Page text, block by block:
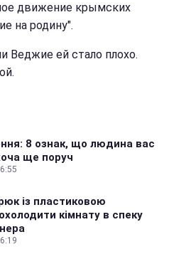
движение крымских
на родину".
Веджие ей стало плохо.
8 ознак, що людина вас
ще поруч
із пластиковою
кімнату в спеку